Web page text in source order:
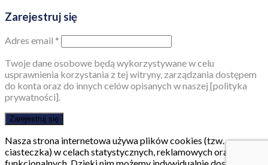
Zarejestruj się
Adres email *
Twoje dane osobowe będą wykorzystywane w celu
usprawnienia korzystania z tej witryny, zarządzania dostępem
do konta oraz do innych celów opisanych w naszej [polityka
prywatności].
Zarejestruj się
Nasza strona internetowa używa plików cookies (tzw.
ciasteczka) w celach statystycznych, reklamowych oraz
funkcjonalnych. Dzięki nim możemy indywidualnie dostosować